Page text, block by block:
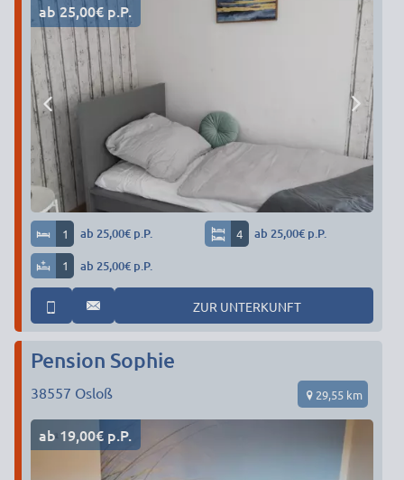
ab 25,00€ p.P.
1 ab 25,00€ p.P. 4 ab 25,00€ p.P.
1 ab 25,00€ p.P.
ZUR UNTERKUNFT
Pension Sophie
38557 Osloß 29,55 km
ab 19,00€ p.P.